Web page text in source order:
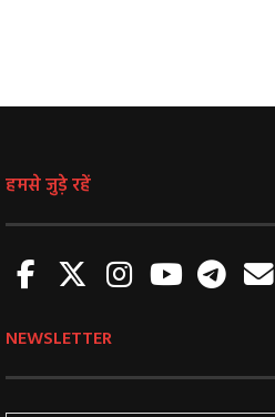
हमसे जुड़े रहें
NEWSLETTER